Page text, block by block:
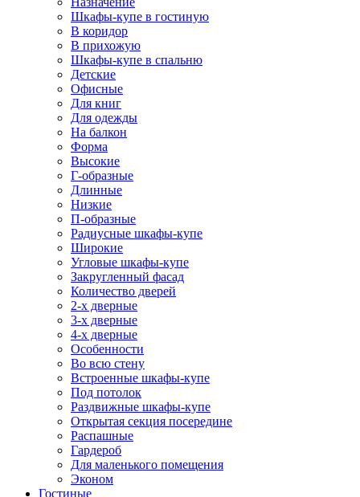
Шкафы-купе в гостиную
В коридор
В прихожую
Шкафы-купе в спальню
Детские
Офисные
Для книг
Для одежды
На балкон
Форма
Высокие
Г-образные
Длинные
Низкие
П-образные
Радиусные шкафы-купе
Широкие
Угловые шкафы-купе
Закругленный фасад
Количество дверей
2-х дверные
3-х дверные
4-х дверные
Особенности
Во всю стену
Встроенные шкафы-купе
Под потолок
Раздвижные шкафы-купе
Открытая секция посередине
Распашные
Гардероб
Для маленького помещения
Эконом
Гостиные